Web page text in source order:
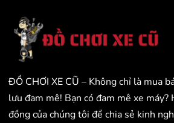
ĐỒ CHƠI XE CŨ – Không chỉ là mua
lưu đam mê! Bạn có đam mê xe máy?
đồng của chúng tôi để chia sẻ kinh